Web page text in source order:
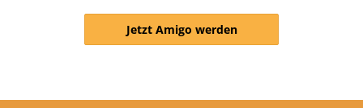
Jetzt Amigo werden